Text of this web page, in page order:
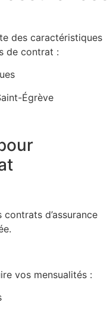
des caractéristiques
de contrat :
Égrève
d’assurance
vos mensualités :